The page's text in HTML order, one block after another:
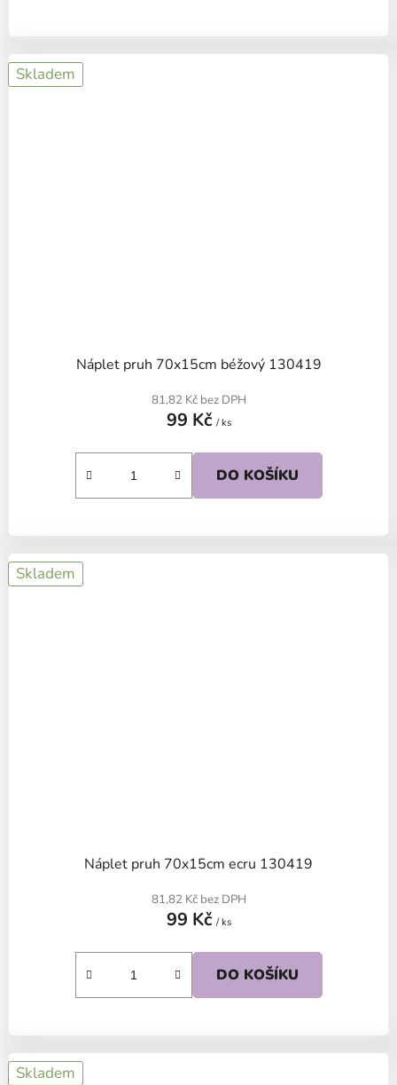
Skladem
Náplet pruh 70x15cm béžový 130419
81,82 Kč bez DPH
99 Kč / ks
DO KOŠÍKU
Skladem
Náplet pruh 70x15cm ecru 130419
81,82 Kč bez DPH
99 Kč / ks
DO KOŠÍKU
Skladem